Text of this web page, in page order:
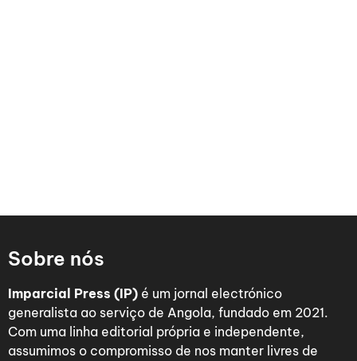
Sobre nós
Imparcial Press (IP) é um jornal electrónico
generalista ao serviço de Angola, fundado em 2021.
Com uma linha editorial própria e independente,
assumimos o compromisso de nos manter livres de